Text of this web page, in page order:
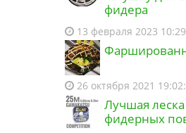
фидера
13 февраля 2023
26 октября 2021
Лучшая
фидерных